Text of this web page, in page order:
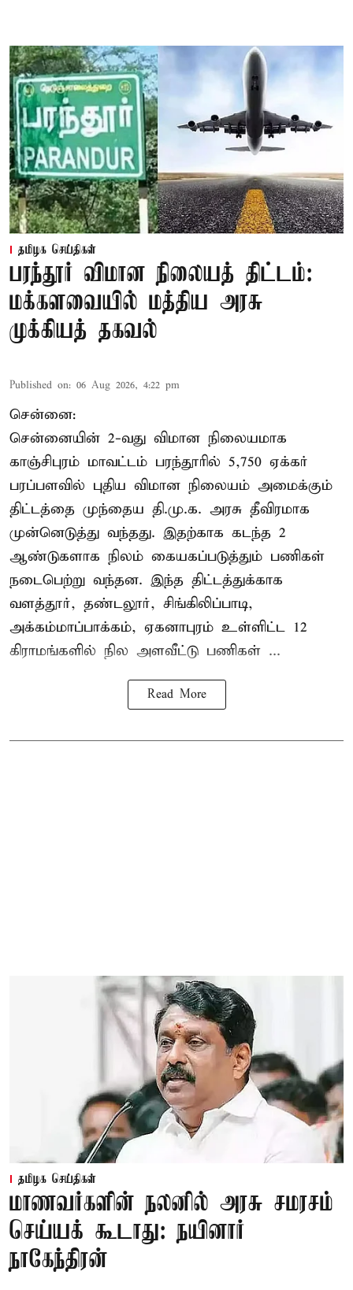
தமிழக செய்திகள்
பரந்தூர் விமான நிலையத் திட்டம்:
மக்களவையில் மத்திய அரசு
முக்கியத் தகவல்
Published on: 06 Aug 2026, 4:22 pm
சென்னை:
சென்னையின் 2-வது விமான நிலையமாக
காஞ்சிபுரம் மாவட்டம் பரந்தூரில் 5,750 ஏக்கர்
பரப்பளவில் புதிய விமான நிலையம் அமைக்கும்
திட்டத்தை முந்தைய தி.மு.க. அரசு தீவிரமாக
முன்னெடுத்து வந்தது. இதற்காக கடந்த 2
ஆண்டுகளாக நிலம் கையகப்படுத்தும் பணிகள்
நடைபெற்று வந்தன. இந்த திட்டத்துக்காக
வளத்தூர், தண்டலூர், சிங்கிலிப்பாடி,
அக்கம்மாப்பாக்கம், ஏகனாபுரம் உள்ளிட்ட 12
கிராமங்களில் நில அளவீட்டு பணிகள் ...
Read More
தமிழக செய்திகள்
மாணவர்களின் நலனில் அரசு சமரசம்
செய்யக் கூடாது: நயினார்
நாகேந்திரன்